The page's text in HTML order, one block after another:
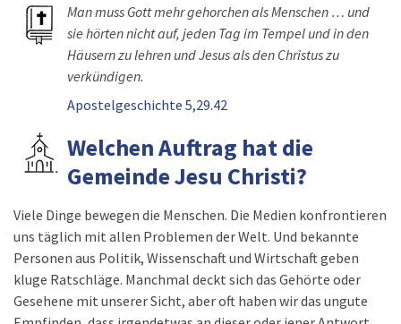
Man muss Gott mehr gehorchen als Menschen … und
sie hörten nicht auf, jeden Tag im Tempel und in den
Häusern zu lehren und Jesus als den Christus zu
verkündigen.
Apostelgeschichte 5,29.42
Welchen Auftrag hat die
Gemeinde Jesu Christi?
Viele Dinge bewegen die Menschen. Die Medien konfrontieren
uns täglich mit allen Problemen der Welt. Und bekannte
Personen aus Politik, Wissenschaft und Wirtschaft geben
kluge Ratschläge. Manchmal deckt sich das Gehörte oder
Gesehene mit unserer Sicht, aber oft haben wir das ungute